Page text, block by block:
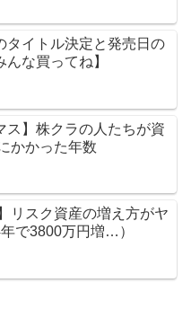
タイトル決定と発売日の
んな買ってね】
ス】株クラの人たちが資
かかった年数
リスク資産の増え方がヤ
で3800万円増…）